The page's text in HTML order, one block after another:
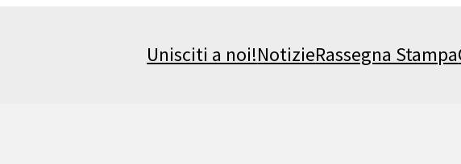
Unisciti a noi!NotizieRassegna Stampa